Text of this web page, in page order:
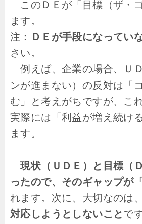
このＤＥが「目標（ザ・
ます。
注：
ＤＥが手段になってい
さい。
例えば、企業の場合、Ｕ
ンが進まない）の反対は「
む」と考えがちですが、こ
実際には「利益が増え続け
ます。
現状（ＵＤＥ）と目標（
ったので、そのギャップが
れます。次に、大切なのは
対応しようとしないことで